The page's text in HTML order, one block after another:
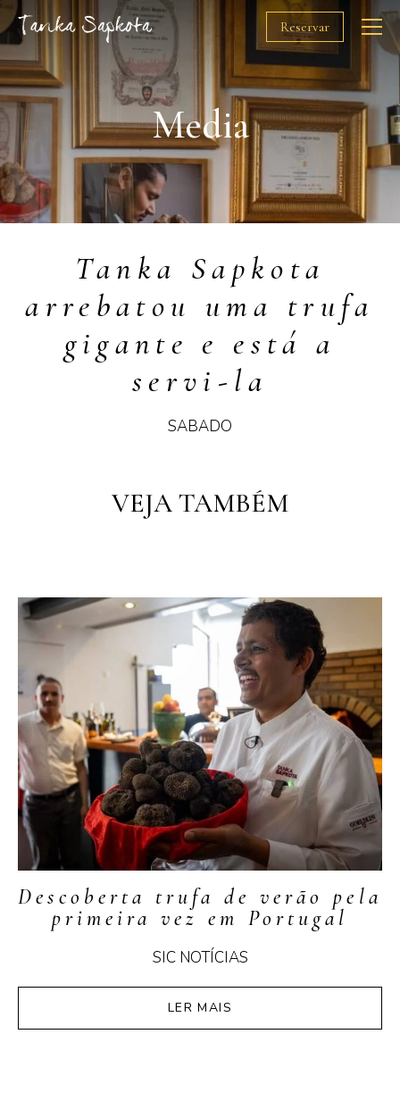
Reservar
O Chef
Restaurantes
Prémios
Solidariedade
Media
Gift Cards
PT
Media
Tanka Sapkota
arrebatou uma trufa
gigante e está a
servi-la
SABADO
VEJA TAMBÉM
Descoberta trufa de verão pela
primeira vez em Portugal
SIC NOTÍCIAS
LER MAIS